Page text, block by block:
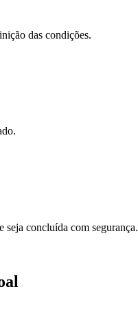
das condições.
seja concluída com segurança.